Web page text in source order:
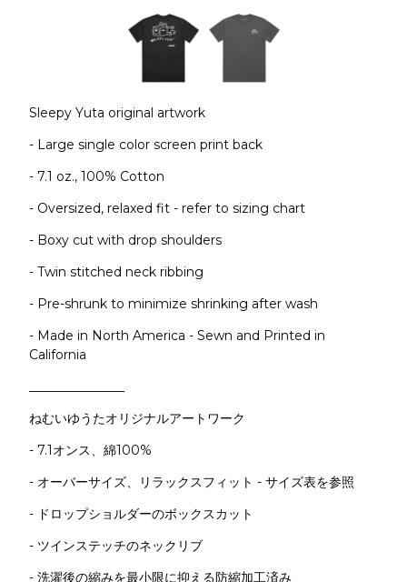
Sleepy Yuta original artwork
- Large single color screen print back
- 7.1 oz., 100% Cotton
- Oversized, relaxed fit - refer to sizing chart
- Boxy cut with drop shoulders
- Twin stitched neck ribbing
- Pre-shrunk to minimize shrinking after wash
- Made in North America - Sewn and Printed in
California
ねむいゆうたオリジナルアートワーク
- 7.1オンス、綿100%
- オーバーサイズ、リラックスフィット - サイズ表を参照
- ドロップショルダーのボックスカット
- ツインステッチのネックリブ
- 洗濯後の縮みを最小限に抑える防縮加工済み